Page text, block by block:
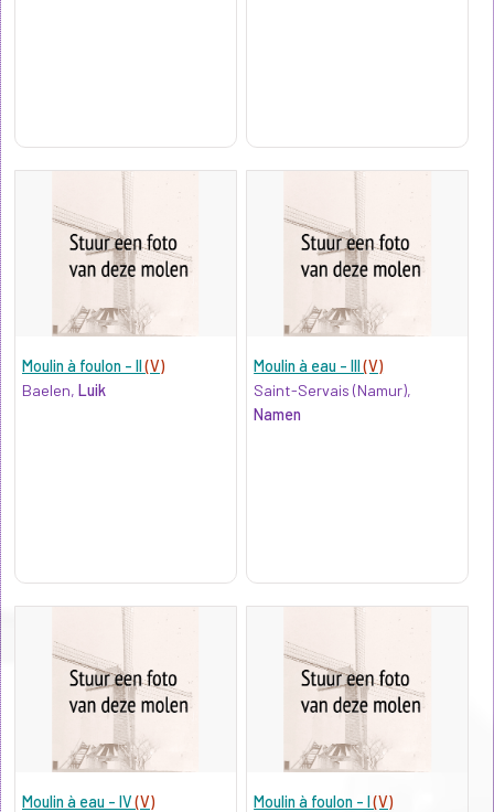
Moulin à foulon - II(V)
Baelen, Luik
Moulin à eau - III(V)
Saint-Servais (Namur),
Namen
Moulin à eau - IV(V)
Moulin à foulon - I(V)